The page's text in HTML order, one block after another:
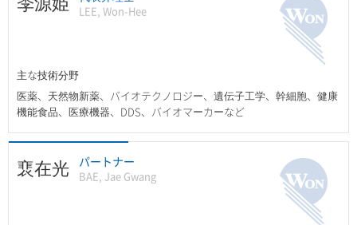
LEE, Won-Hee
主な技術分野
医薬、天然物新薬、バイオテクノロジー、遺伝子工学、幹細胞、健康
機能食品、医療機器、DDS、バイオマーカーなど
裵在光 パートナー
BAE, Jae Gwang